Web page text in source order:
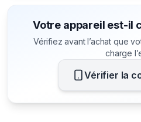
Votre appareil est-il
Vérifiez avant l’achat que
charge
Vérifier la